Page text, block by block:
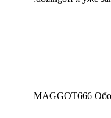
MAGGOT666